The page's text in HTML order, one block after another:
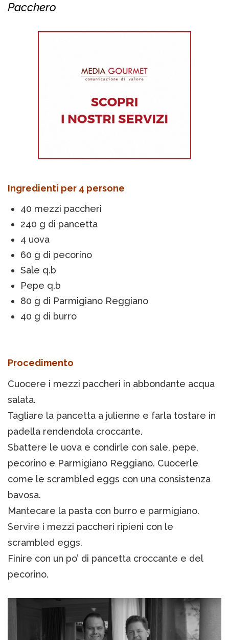
Pacchero
Ingredienti per 4 persone
40 mezzi paccheri
240 g di pancetta
4 uova
60 g di pecorino
Sale q.b
Pepe q.b
80 g di Parmigiano Reggiano
40 g di burro
Procedimento
Cuocere i mezzi paccheri in abbondante acqua
salata.
Tagliare la pancetta a julienne e farla tostare in
padella rendendola croccante.
Sbattere le uova e condirle con sale, pepe,
pecorino e Parmigiano Reggiano. Cuocerle
come le scrambled eggs con una consistenza
bavosa.
Mantecare la pasta con burro e parmigiano.
Servire i mezzi paccheri ripieni con le
scrambled eggs.
Finire con un po’ di pancetta croccante e del
pecorino.